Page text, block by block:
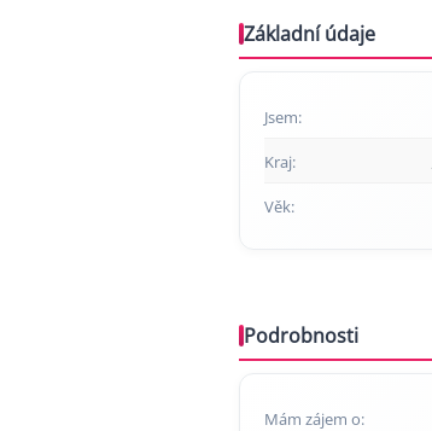
Základní údaje
Jsem:
Kraj:
Věk:
Podrobnosti
Mám zájem o: